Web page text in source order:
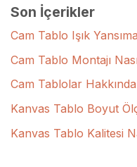
Son İçerikler
Cam Tablo Işık
Cam Tablo Montajı
Cam Tablolar
Kanvas Tablo Boyut
Kanvas Tablo Kalitesi